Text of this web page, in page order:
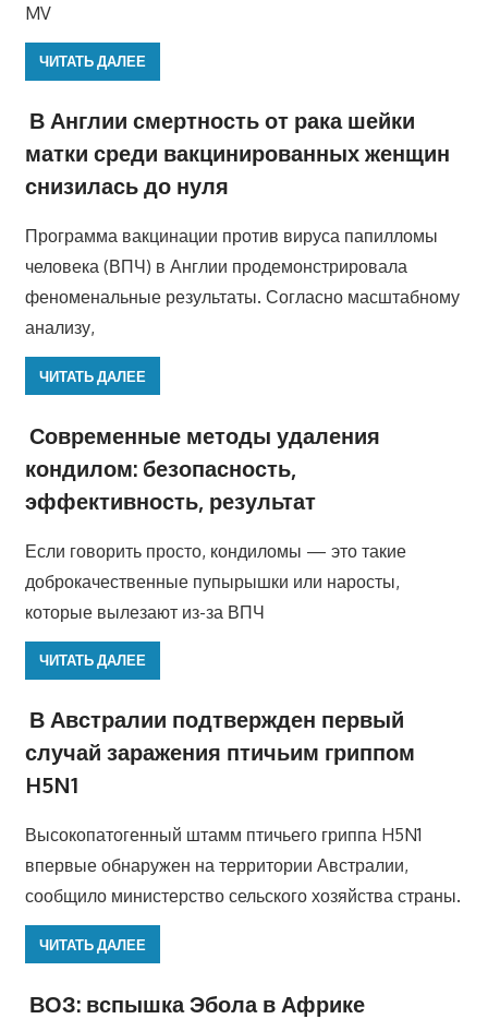
MV
ЧИТАТЬ ДАЛЕЕ
В Англии смертность от рака шейки
матки среди вакцинированных женщин
снизилась до нуля
Программа вакцинации против вируса папилломы
человека (ВПЧ) в Англии продемонстрировала
феноменальные результаты. Согласно масштабному
анализу,
ЧИТАТЬ ДАЛЕЕ
Современные методы удаления
кондилом: безопасность,
эффективность, результат
Если говорить просто, кондиломы — это такие
доброкачественные пупырышки или наросты,
которые вылезают из-за ВПЧ
ЧИТАТЬ ДАЛЕЕ
В Австралии подтвержден первый
случай заражения птичьим гриппом
H5N1
Высокопатогенный штамм птичьего гриппа H5N1
впервые обнаружен на территории Австралии,
сообщило министерство сельского хозяйства страны.
ЧИТАТЬ ДАЛЕЕ
ВОЗ: вспышка Эбола в Африке